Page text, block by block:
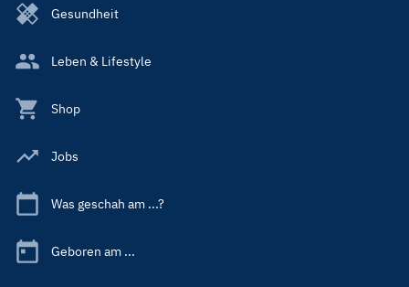
Gesundheit
Leben & Lifestyle
Shop
Jobs
Was geschah am ...?
Geboren am ...